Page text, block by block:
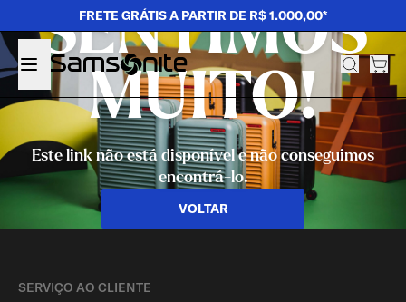
FRETE GRÁTIS A PARTIR DE R$ 1.000,00*
SENTIMOS
MUITO!
Este link não está disponível e não conseguimos
encontrá-lo.
VOLTAR
SERVIÇO AO CLIENTE​